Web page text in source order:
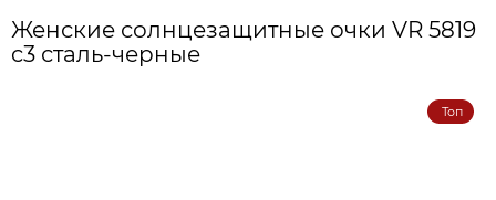
Женские солнцезащитные очки VR 5819
c3 сталь-черные
Топ